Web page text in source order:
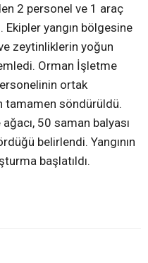
2 personel ve 1 araç
Ekipler yangın bölgesine
zeytinliklerin yoğun
Orman İşletme
ortak
tamamen söndürüldü.
50 saman balyası
belirlendi. Yangının
başlatıldı.